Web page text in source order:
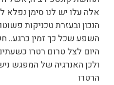
אלה עלו יש לנו סימן נפלא
הנכון ובעזרת טכניקות
השפע שכל כך זמין כרגע..
היום לצל טרום רטרו
ולכן האנרגיה של המפגש
הרטרו